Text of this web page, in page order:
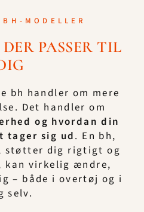
MODELLER
PASSER TIL
bh handler om mere
Det handler om
og hvordan din
tager sig ud. En bh,
støtter dig rigtigt og
kan virkelig ændre,
– både i overtøj og i
selv.